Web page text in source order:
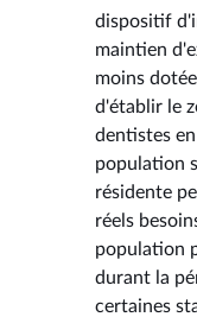
dispositif
maintien
moins
d'établir le
dentistes
population
résidente
réels
population
durant la
certaines